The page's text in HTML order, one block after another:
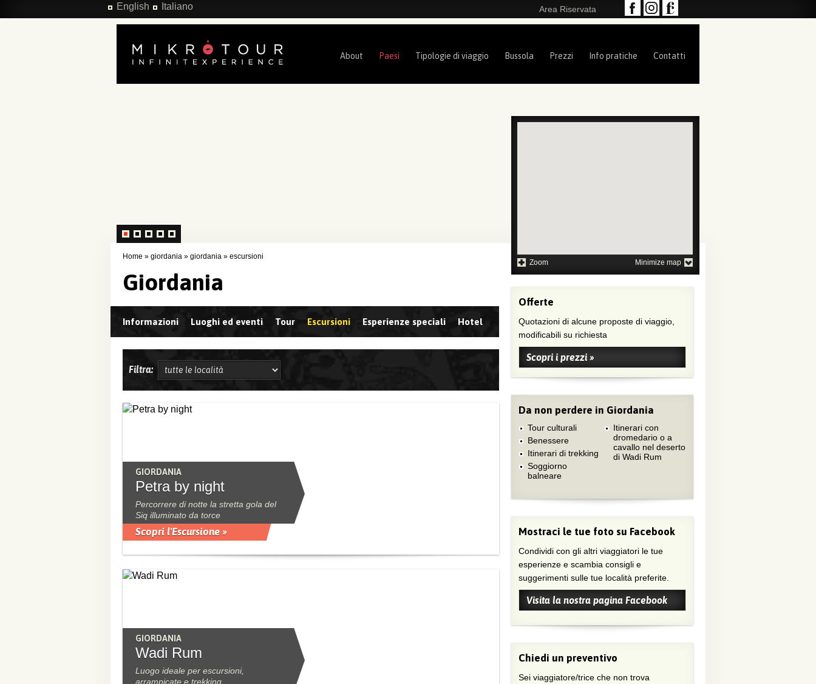
Salta al contenuto principale Area Riservata
English Italiano
About Paesi Tipologie di viaggio Bussola Prezzi Info pratiche Contatti
Home » giordania » giordania » escursioni
Giordania
Informazioni Luoghi ed eventi Tour Escursioni Esperienze speciali Hotel
Filtra:
GIORDANIA
Petra by night
Percorrere di notte la stretta gola del
Siq illuminato da torce
Scopri l'Escursione »
GIORDANIA
Wadi Rum
Luogo ideale per escursioni,
arrampicate e trekking
Zoom Minimize map
Offerte
Quotazioni di alcune proposte di viaggio,
modificabili su richiesta
Scopri i prezzi »
Da non perdere in Giordania
Tour culturali
Benessere
Itinerari di trekking
Soggiorno
balneare
Itinerari con
dromedario o a
cavallo nel deserto
di Wadi Rum
Mostraci le tue foto su Facebook
Condividi con gli altri viaggiatori le tue
esperienze e scambia consigli e
suggerimenti sulle tue località preferite.
Visita la nostra pagina Facebook
Chiedi un preventivo
Sei viaggiatore/trice che non trova